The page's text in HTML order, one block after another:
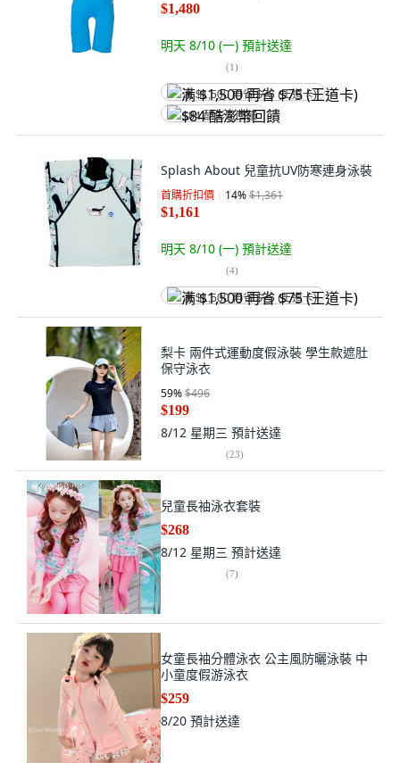
$1,480
明天 8/10 (一) 預計送達
(1)
满 $1,500 再省 $75 (王道卡)
$84 酷澎幣回饋
Splash About 兒童抗UV防寒連身泳裝
首購折扣價 14%$1,361
$1,161
明天 8/10 (一) 預計送達
(4)
满 $1,500 再省 $75 (王道卡)
梨卡 兩件式運動度假泳裝 學生款遮肚
保守泳衣
59%$496
$199
8/12 星期三 預計送達
(23)
兒童長袖泳衣套裝
$268
8/12 星期三 預計送達
(7)
女童長袖分體泳衣 公主風防曬泳裝 中
小童度假游泳衣
$259
8/20 預計送達